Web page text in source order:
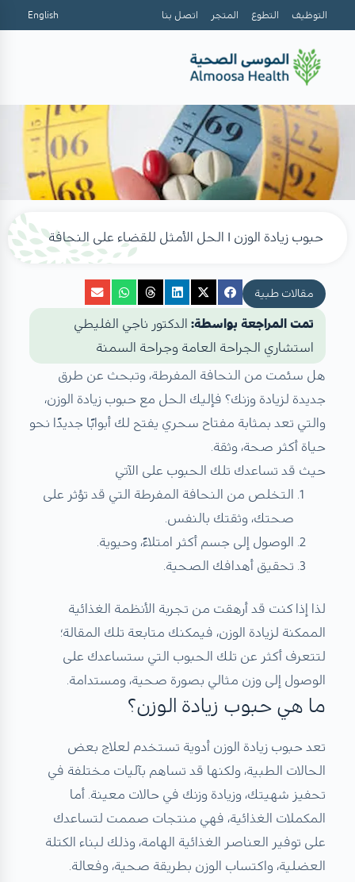
التوظيف التطوع المتجر اتصل بنا English
حبوب زيادة الوزن I الحل الأمثل للقضاء على النحافة
مقالات طبية
تمت المراجعة بواسطة: الدكتور ناجي الفليطي
استشاري الجراحة العامة وجراحة السمنة
هل سئمت من النحافة المفرطة، وتبحث عن طرق
جديدة لزيادة وزنك؟ فإليك الحل مع حبوب زيادة الوزن،
والتي تعد بمثابة مفتاح سحري يفتح لك أبوابًا جديدًا نحو
حياة أكثر صحة، وثقة.
حيث قد تساعدك تلك الحبوب على الآتي
التخلص من النحافة المفرطة التي قد تؤثر على
صحتك، وثقتك بالنفس.
الوصول إلى جسم أكثر امتلاءً، وحيوية.
تحقيق أهدافك الصحية.
لذا إذا كنت قد أرهقت من تجربة الأنظمة الغذائية
الممكنة لزيادة الوزن، فيمكنك متابعة تلك المقالة؛
لتتعرف أكثر عن تلك الحبوب التي ستساعدك على
الوصول إلى وزن مثالي بصورة صحية، ومستدامة.
ما هي حبوب زيادة الوزن؟
تعد حبوب زيادة الوزن أدوية تستخدم لعلاج بعض
الحالات الطبية، ولكنها قد تساهم بآليات مختلفة في
تحفيز شهيتك، وزيادة وزنك في حالات معينة. أما
المكملات الغذائية، فهي منتجات صممت لتساعدك
على توفير العناصر الغذائية الهامة، وذلك لبناء الكتلة
العضلية، واكتساب الوزن بطريقة صحية، وفعالة.